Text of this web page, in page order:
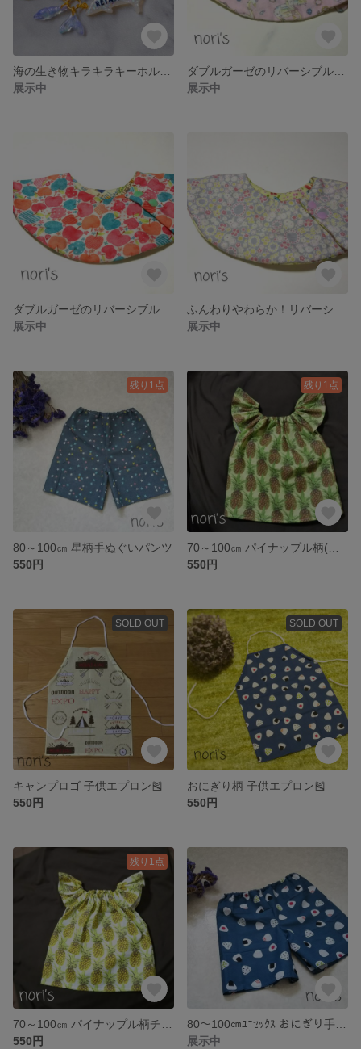
展示中
展示中
展示中
展示中
残り1点
80～100㎝ 星柄手ぬぐいパンツ
550円
残り1点
550円
SOLD OUT
キャンプロゴ 子供エプロン🎽
550円
SOLD OUT
おにぎり柄 子供エプロン🎽
550円
残り1点
550円
展示中